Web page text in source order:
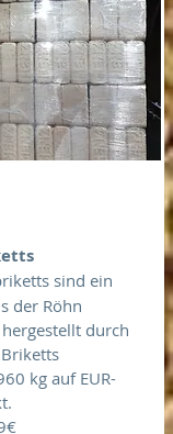
sind ein
der Röhn
durch
kg auf EUR-